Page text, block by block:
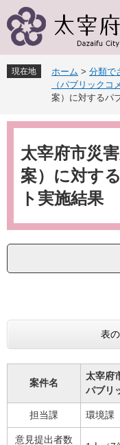
ー
先
頭
。
ニ
を
飛
て
現在地 ホーム > 分類で
（パブリックコ
案）に対するパ
本
太宰府市災
案）に対す
ト実施結果
表
案件名
太宰府
パブリ
担当課 環境課
意見提出者数